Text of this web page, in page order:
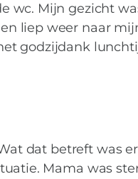
wc. Mijn gezicht
liep weer naar
godzijdank
dat betreft was
Mama was